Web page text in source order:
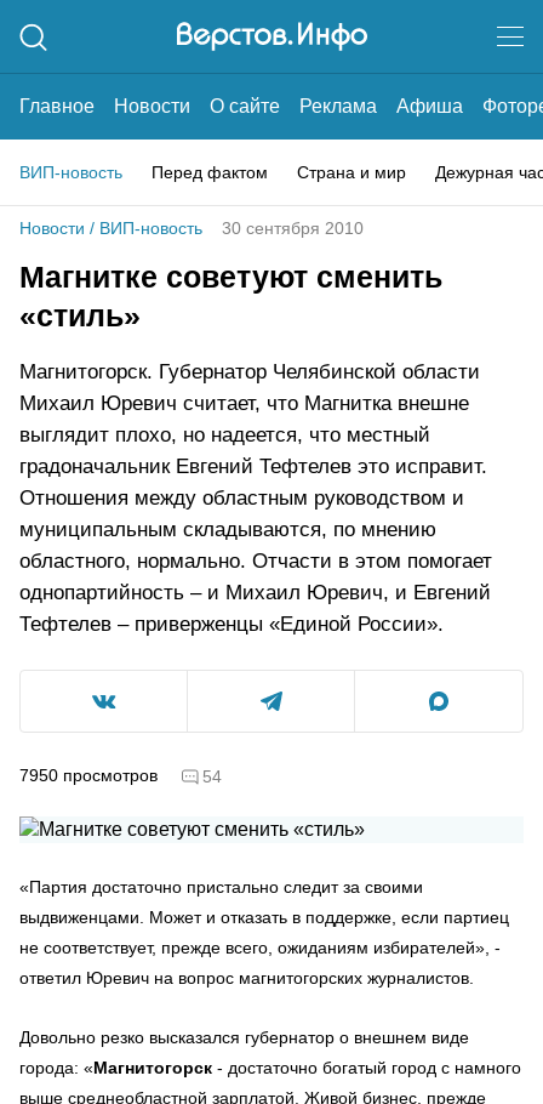
Главное Новости О сайте Реклама Афиша
ВИП-новость Перед фактом Страна и мир Дежурная
Новости / ВИП-новость 30 сентября 2010
Магнитке советуют сменить
«стиль»
Магнитогорск. Губернатор Челябинской области
Михаил Юревич считает, что Магнитка внешне
выглядит плохо, но надеется, что местный
градоначальник Евгений Тефтелев это исправит.
Отношения между областным руководством и
муниципальным складываются, по мнению
областного, нормально. Отчасти в этом помогает
однопартийность – и Михаил Юревич, и Евгений
Тефтелев – приверженцы «Единой России».
7950 просмотров 54
«Партия достаточно пристально следит за своими
выдвиженцами. Может и отказать в поддержке, если партиец
не соответствует, прежде всего, ожиданиям избирателей», -
ответил Юревич на вопрос магнитогорских журналистов.
Довольно резко высказался губернатор о внешнем виде
города: «Магнитогорск - достаточно богатый город с намного
выше среднеобластной зарплатой. Живой бизнес, прежде